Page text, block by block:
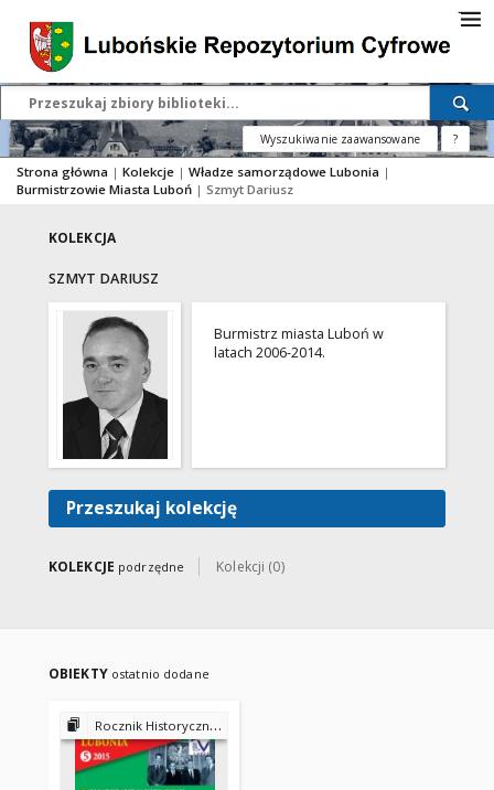
Wyszukiwanie zaawansowane ?
Strona główna | Kolekcje | Władze samorządowe Lubonia |
Burmistrzowie Miasta Luboń | Szmyt Dariusz
KOLEKCJA
SZMYT DARIUSZ
Burmistrz miasta Luboń w
latach 2006-2014.
Przeszukaj kolekcję
KOLEKCJE podrzędne Kolekcji (0)
OBIEKTY ostatnio dodane
Rocznik Historyczny Lubonia